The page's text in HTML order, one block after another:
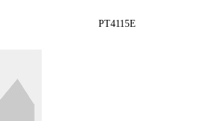
PT4115E